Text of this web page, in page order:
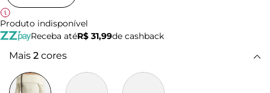
Produto indisponível
Receba atéR$ 31,99de cashback
Mais 2 cores